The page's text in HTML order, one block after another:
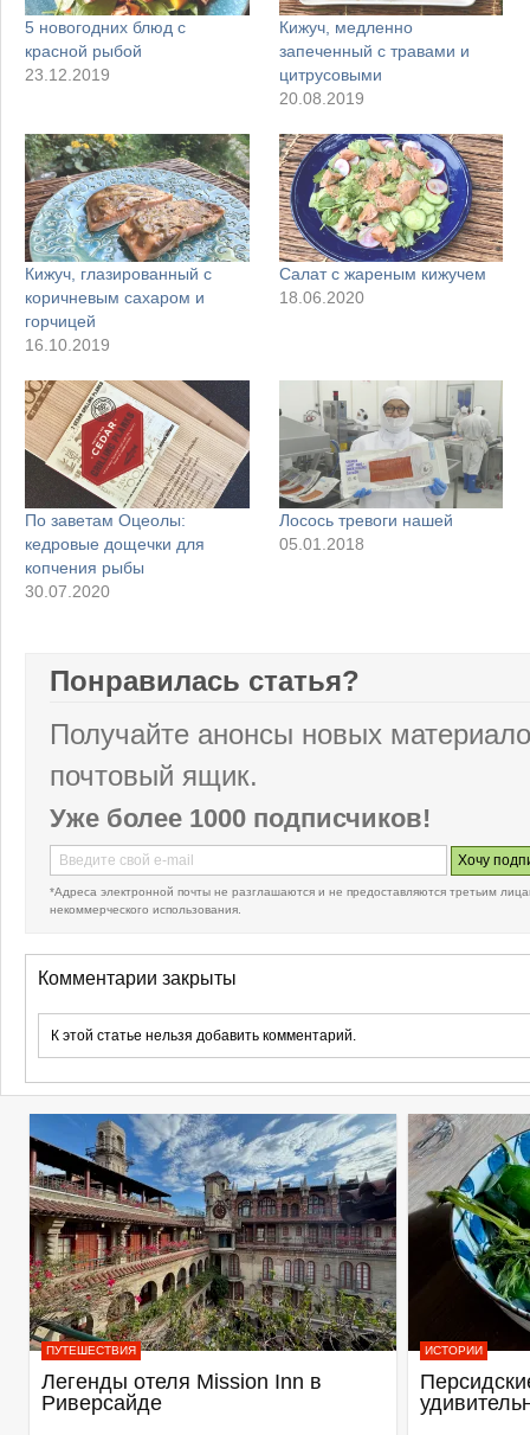
5 новогодних блюд с
красной рыбой
23.12.2019
Кижуч, медленно
запеченный с травами и
цитрусовыми
20.08.2019
Кижуч, глазированный с
коричневым сахаром и
горчицей
16.10.2019
Салат с жареным кижучем
18.06.2020
По заветам Оцеолы:
кедровые дощечки для
копчения рыбы
30.07.2020
Лосось тревоги нашей
05.01.2018
Понравилась статья?
Получайте анонсы новых
почтовый ящик.
Уже более 1000 подписчиков!
*Адреса электронной почты не разглашаются и не предоставляются третьим
некоммерческого использования.
Комментарии закрыты
К этой статье нельзя добавить комментарий.
ПУТЕШЕСТВИЯ
Легенды отеля Mission Inn в
Риверсайде
ИСТОРИИ